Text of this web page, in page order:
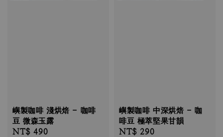
嶼製咖啡 淺烘焙 - 咖啡
豆 微森玉露
Regular
NT$ 490
嶼製咖啡 中深烘焙 - 咖
啡豆 極萃堅果甘韻
Regular
NT$ 290